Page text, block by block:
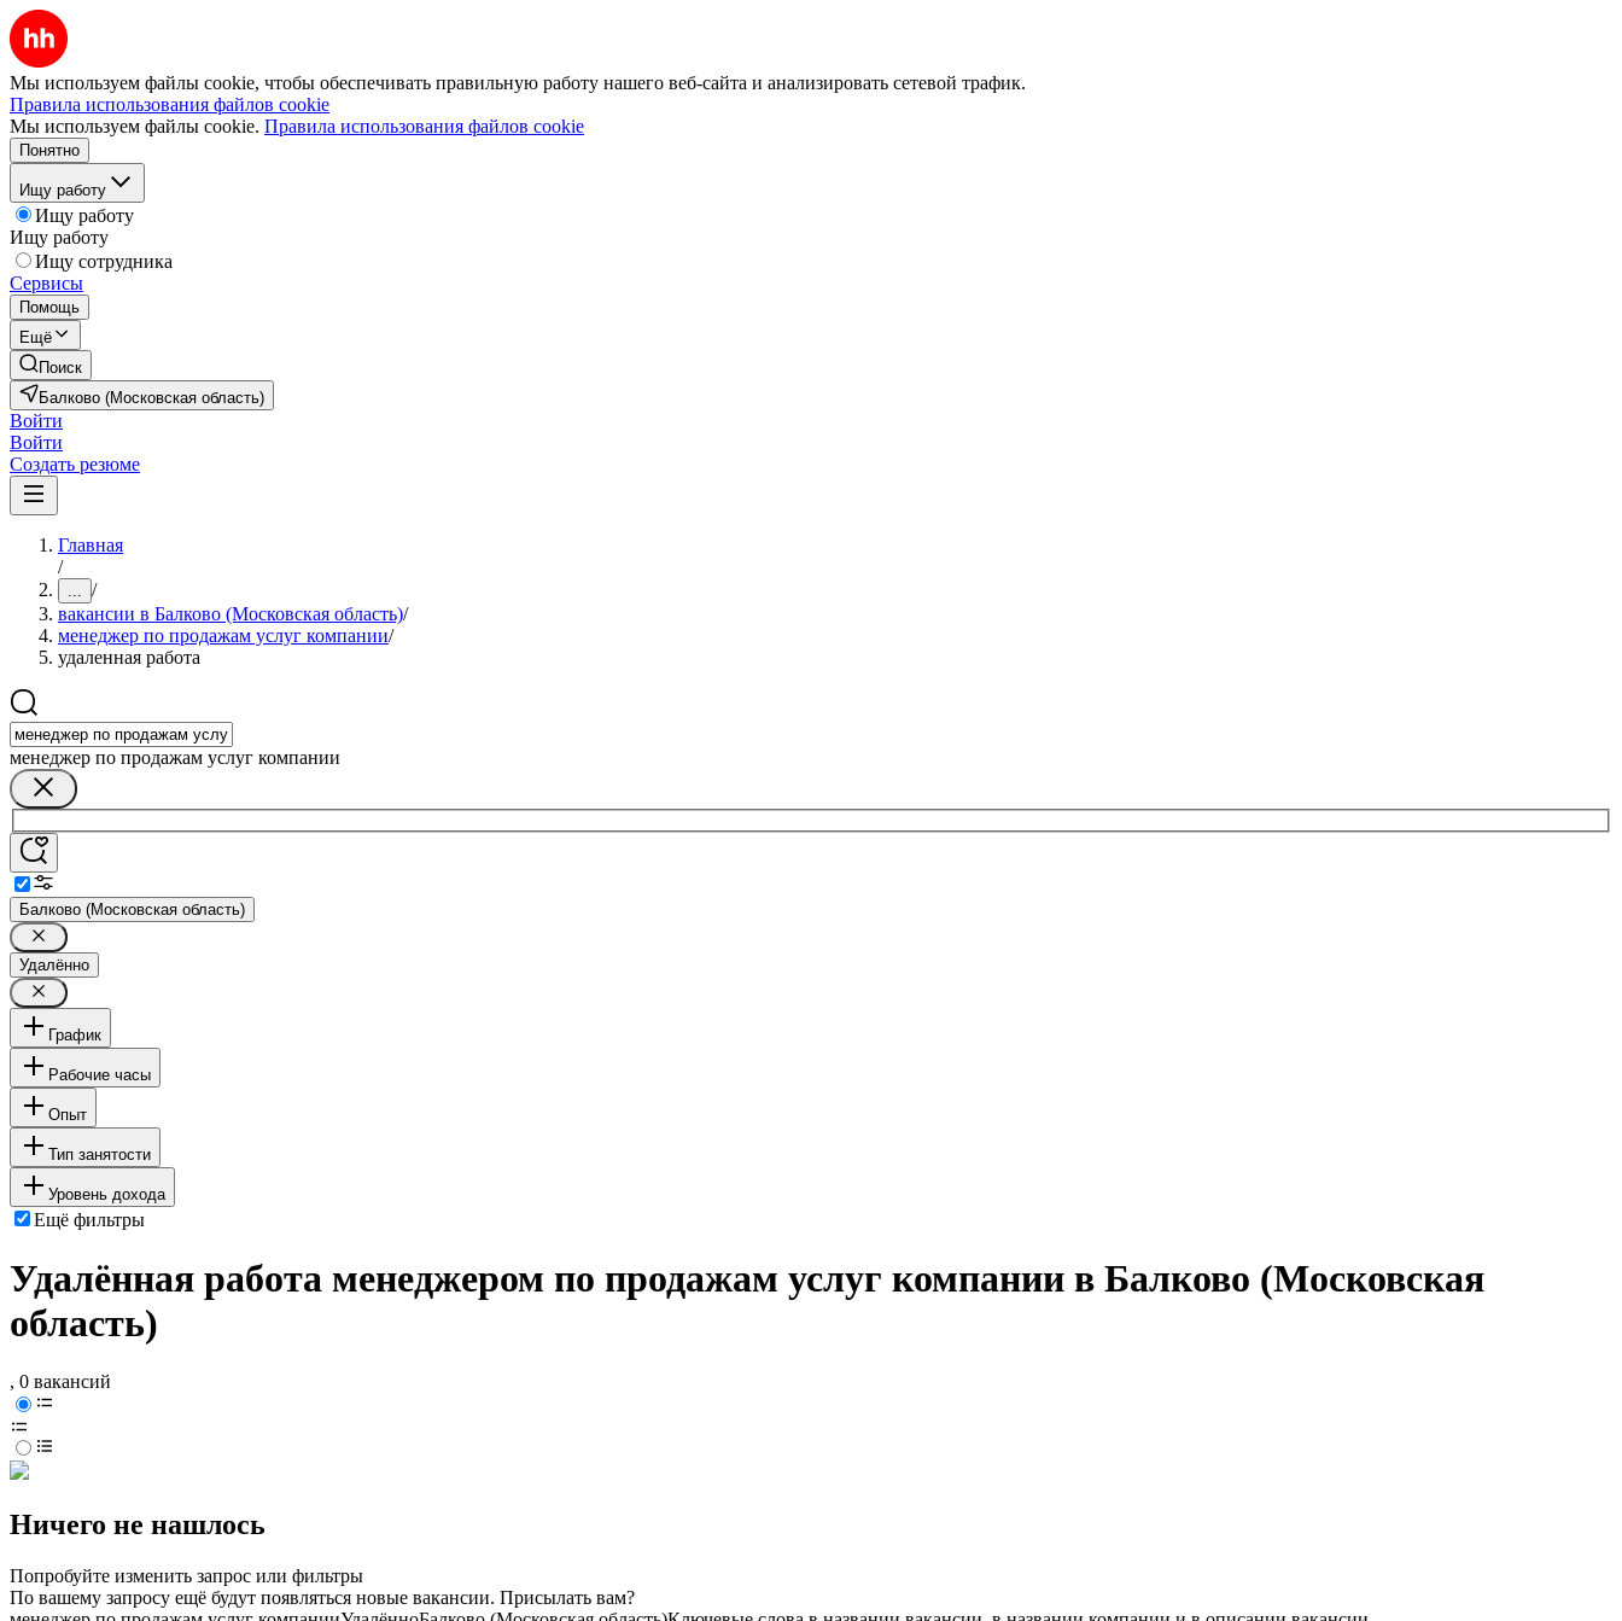
Мы используем файлы cookie, чтобы обеспечивать правильную работу нашего веб-сайта и анализировать сетевой трафик.
Правила использования файлов cookie
Мы используем файлы cookie. Правила использования файлов cookie
Понятно
Ищу работу
Ищу работу
Ищу работу
Ищу сотрудника
Сервисы
Помощь
Ещё
Поиск
Балково (Московская область)
Войти
Войти
Создать резюме
Главная
/
... /
вакансии в Балково (Московская область)/
менеджер по продажам услуг компании/
удаленная работа
менеджер по продажам услуг компании
Балково (Московская область)
Удалённо
График
Рабочие часы
Опыт
Тип занятости
Уровень дохода
Ещё фильтры
Удалённая работа менеджером по продажам услуг компании в Балково (Московская
область)
, 0 вакансий
Ничего не нашлось
Попробуйте изменить запрос или фильтры
По вашему запросу ещё будут появляться новые вакансии. Присылать вам?